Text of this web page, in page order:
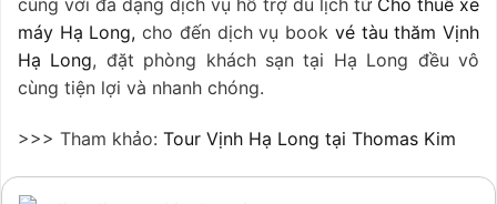
máy Hạ Long, cho đến dịch vụ book vé tàu thăm Vịnh
Hạ Long, đặt phòng khách sạn tại Hạ Long đều vô
cùng tiện lợi và nhanh chóng.
>>> Tham khảo: Tour Vịnh Hạ Long tại Thomas Kim